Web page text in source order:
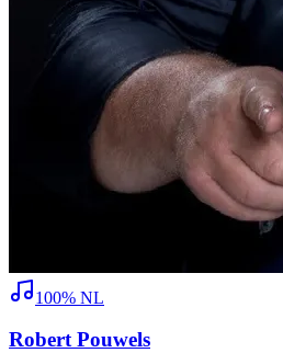
100% NL
Robert Pouwels